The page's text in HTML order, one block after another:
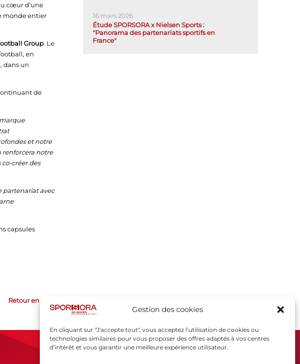
Gestion des cookies
En cliquant sur "J'accepte tout", vous acceptez l’utilisation de cookies ou
technologies similaires pour vous proposer des offres adaptés à vos centres
d’intérêt et vous garantir une meilleure expérience utilisateur.
cœur d’une
monde entier
Group. Le
en
dans un
de
et notre
notre
créer des
partenariat avec
capsules
Retour en haut
16 mars 2026
Étude SPORSORA x Nielsen Sports :
"Panorama des partenariats sportifs en
France"
SPORSORA